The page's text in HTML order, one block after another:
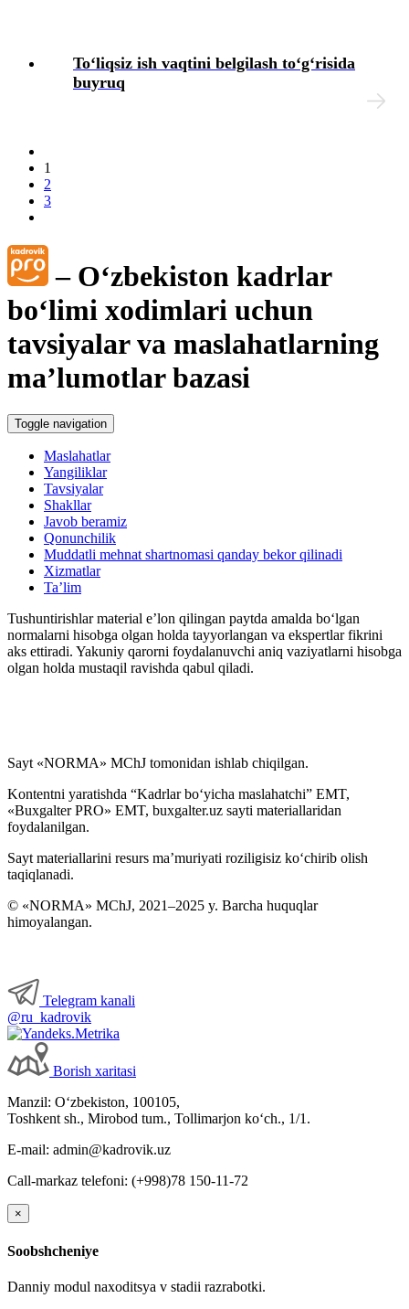
Toʻliqsiz ish vaqtini belgilash toʻgʻrisida
buyruq
1
2
3
– Oʻzbekiston kadrlar
boʻlimi хodimlari uchun
tavsiyalar va maslahatlarning
ma’lumotlar bazasi
Toggle navigation
Maslahatlar
Yangiliklar
Tavsiyalar
Shakllar
Javob beramiz
Qonunchilik
Muddatli mehnat shartnomasi qanday bekor qilinadi
Xizmatlar
Ta’lim
Tushuntirishlar material e’lon qilingan paytda amalda boʻlgan
normalarni hisobga olgan holda tayyorlangan va ekspertlar fikrini
aks ettiradi. Yakuniy qarorni foydalanuvchi aniq vaziyatlarni hisobga
olgan holda mustaqil ravishda qabul qiladi.
Sayt «NORMA» MChJ tomonidan ishlab chiqilgan.
Kontentni yaratishda “Kadrlar boʻyicha maslahatchi” EMT,
«Buxgalter PRO» EMT, buxgalter.uz sayti materiallaridan
foydalanilgan.
Sayt materiallarini resurs ma’muriyati roziligisiz koʻchirib olish
taqiqlanadi.
© «NORMA» MChJ, 2021–2025 y. Barcha huquqlar
himoyalangan.
Telegram kanali
@ru_kadrovik
Borish хaritasi
Manzil: Oʻzbekiston, 100105,
Toshkent sh., Mirobod tum., Tollimarjon koʻch., 1/1.
E-mail: admin@kadrovik.uz
Call-markaz telefoni: (+998)78 150-11-72
×
Soobshcheniye
Danniy modul naхoditsya v stadii razrabotki.